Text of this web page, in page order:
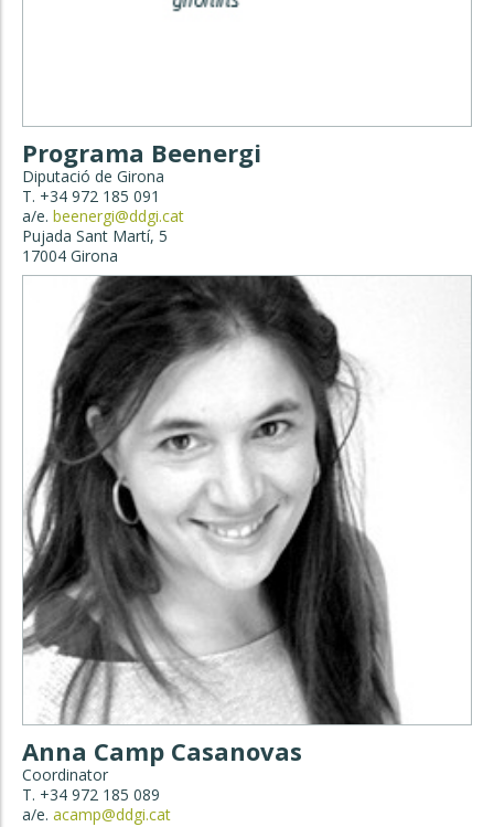
Programa Beenergi
Diputació de Girona
T. +34 972 185 091
a/e. beenergi@ddgi.cat
Pujada Sant Martí, 5
17004 Girona
Anna Camp Casanovas
Coordinator
T. +34 972 185 089
a/e. acamp@ddgi.cat